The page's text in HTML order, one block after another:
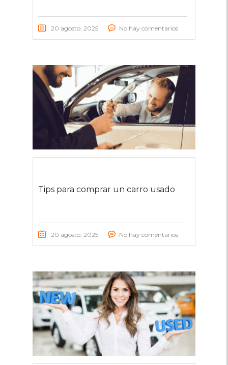
20 agosto, 2025 No hay comentarios
Tips para comprar un carro usado
20 agosto, 2025 No hay comentarios